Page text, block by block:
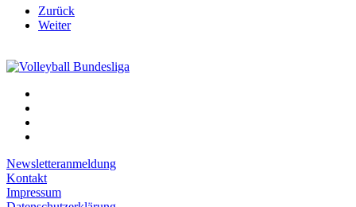
Zurück
Weiter
Newsletteranmeldung
Kontakt
Impressum